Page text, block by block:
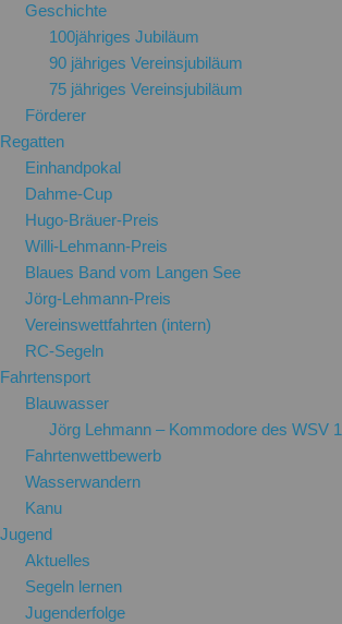
Geschichte
100jähriges Jubiläum
90 jähriges Vereinsjubiläum
75 jähriges Vereinsjubiläum
Förderer
Regatten
Einhandpokal
Dahme-Cup
Hugo-Bräuer-Preis
Willi-Lehmann-Preis
Blaues Band vom Langen See
Jörg-Lehmann-Preis
Vereinswettfahrten (intern)
RC-Segeln
Fahrtensport
Blauwasser
Jörg Lehmann – Kommodore des WSV
Fahrtenwettbewerb
Wasserwandern
Kanu
Jugend
Aktuelles
Segeln lernen
Jugenderfolge